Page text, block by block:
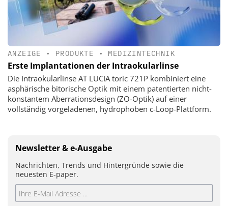
ANZEIGE • PRODUKTE • MEDIZINTECHNIK
Erste Implantationen der Intraokularlinse
Die Intraokularlinse AT LUCIA toric 721P kombiniert eine
asphärische bitorische Optik mit einem patentierten nicht-
konstantem Aberrationsdesign (ZO-Optik) auf einer
vollständig vorgeladenen, hydrophoben c-Loop-Plattform.
Newsletter & e-Ausgabe
Nachrichten, Trends und Hintergründe sowie die
neuesten E-paper.